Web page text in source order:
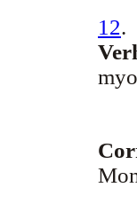
12.